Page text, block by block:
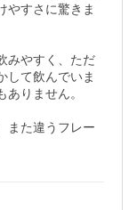
やすさに驚きま
みやすく、ただ
して飲んでいま
りません。
また違うフレー